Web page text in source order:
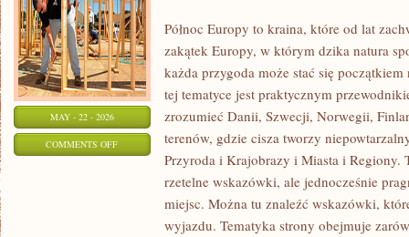
MAY - 22 - 2026
COMMENTS OFFON
ARCHITEKTURA
Północ Europy to kraina, które od lat
zakątek Europy, w którym dzika natura
każda przygoda może stać się
tej tematyce jest praktycznym
zrozumieć Danii, Szwecji, Norwegii,
terenów, gdzie cisza tworzy
Przyroda i Krajobrazy i Miasta i Regiony.
rzetelne wskazówki, ale jednocześnie
miejsc. Można tu znaleźć wskazówki,
wyjazdu. Tematyka strony obejmuje